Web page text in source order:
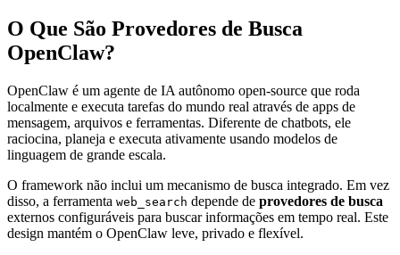
O Que São Provedores de Busca
OpenClaw?
OpenClaw é um agente de IA autônomo open-source que roda
localmente e executa tarefas do mundo real através de apps de
mensagem, arquivos e ferramentas. Diferente de chatbots, ele
raciocina, planeja e executa ativamente usando modelos de
linguagem de grande escala.
O framework não inclui um mecanismo de busca integrado. Em vez
disso, a ferramenta web_search depende de provedores de busca
externos configuráveis para buscar informações em tempo real. Este
design mantém o OpenClaw leve, privado e flexível.